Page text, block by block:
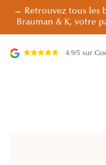
→ Retrouvez tous les
Brauman & K, votre
4.9/5 sur